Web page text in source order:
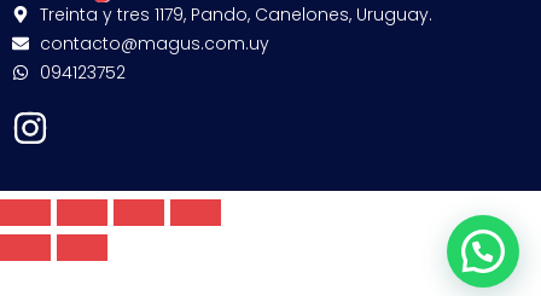
Treinta y tres 1179, Pando, Canelones, Uruguay.
contacto@magus.com.uy
094123752